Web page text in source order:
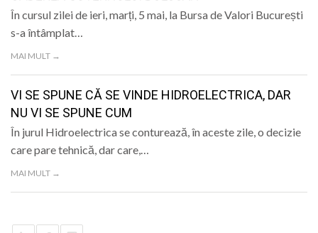
În cursul zilei de ieri, marți, 5 mai, la Bursa de Valori București
s-a întâmplat…
MAI MULT →
VI SE SPUNE CĂ SE VINDE HIDROELECTRICA, DAR
NU VI SE SPUNE CUM
În jurul Hidroelectrica se conturează, în aceste zile, o decizie
care pare tehnică, dar care,…
MAI MULT →